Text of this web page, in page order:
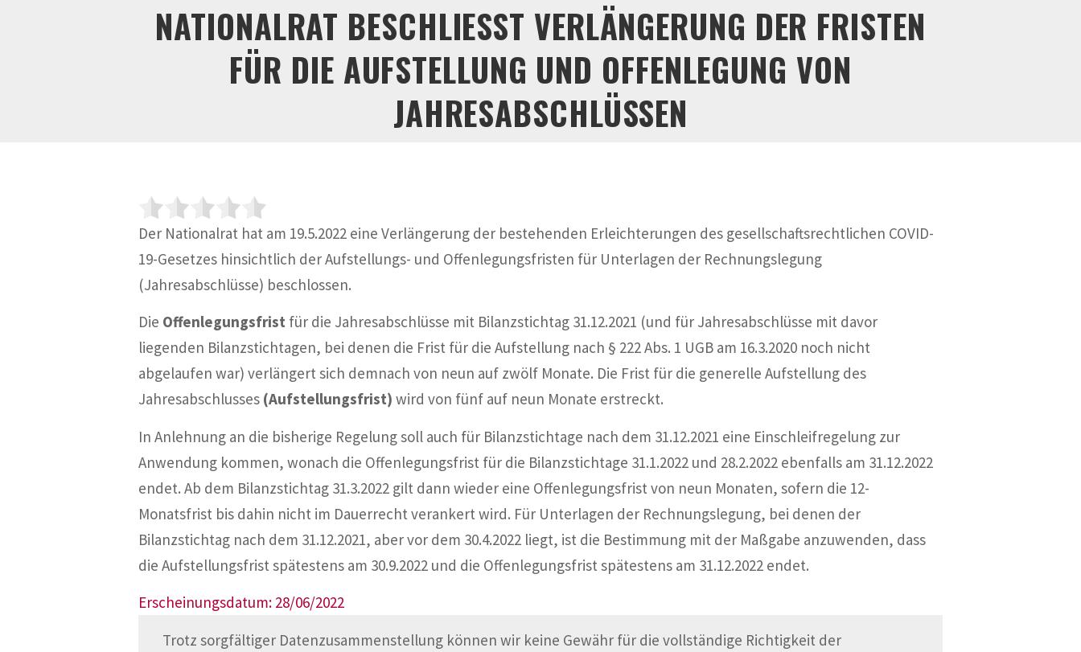
NATIONALRAT BESCHLIESST VERLÄNGERUNG DER FRISTEN F
ÜR DIE AUFSTELLUNG UND OFFENLEGUNG VON J
AHRESABSCHLÜSSEN
Der Nationalrat hat am 19.5.2022 eine Verlängerung der bestehenden Erleichterungen des gesellschaftsrechtlichen COVID-
19-Gesetzes hinsichtlich der Aufstellungs- und Offenlegungsfristen für Unterlagen der Rechnungslegung
(Jahresabschlüsse) beschlossen.
Die Offenlegungsfrist für die Jahresabschlüsse mit Bilanzstichtag 31.12.2021 (und für Jahresabschlüsse mit davor
liegenden Bilanzstichtagen, bei denen die Frist für die Aufstellung nach § 222 Abs. 1 UGB am 16.3.2020 noch nicht
abgelaufen war) verlängert sich demnach von neun auf zwölf Monate. Die Frist für die generelle Aufstellung des
Jahresabschlusses (Aufstellungsfrist) wird von fünf auf neun Monate erstreckt.
In Anlehnung an die bisherige Regelung soll auch für Bilanzstichtage nach dem 31.12.2021 eine Einschleifregelung zur
Anwendung kommen, wonach die Offenlegungsfrist für die Bilanzstichtage 31.1.2022 und 28.2.2022 ebenfalls am 31.12.2022
endet. Ab dem Bilanzstichtag 31.3.2022 gilt dann wieder eine Offenlegungsfrist von neun Monaten, sofern die 12-
Monatsfrist bis dahin nicht im Dauerrecht verankert wird. Für Unterlagen der Rechnungslegung, bei denen der
Bilanzstichtag nach dem 31.12.2021, aber vor dem 30.4.2022 liegt, ist die Bestimmung mit der Maßgabe anzuwenden, dass
die Aufstellungsfrist spätestens am 30.9.2022 und die Offenlegungsfrist spätestens am 31.12.2022 endet.
Erscheinungsdatum: 28/06/2022
Trotz sorgfältiger Datenzusammenstellung können wir keine Gewähr für die vollständige Richtigkeit der